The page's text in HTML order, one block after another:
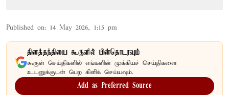
Published on: 14 May 2026, 1:15 pm
தினத்தந்தியை கூகுளில் பின்தொடரவும்
கூகுள் செய்திகளில் எங்களின் முக்கியச் செய்திகளை
உடனுக்குடன் பெற கிளிக் செய்யவும்.
Add as Preferred Source